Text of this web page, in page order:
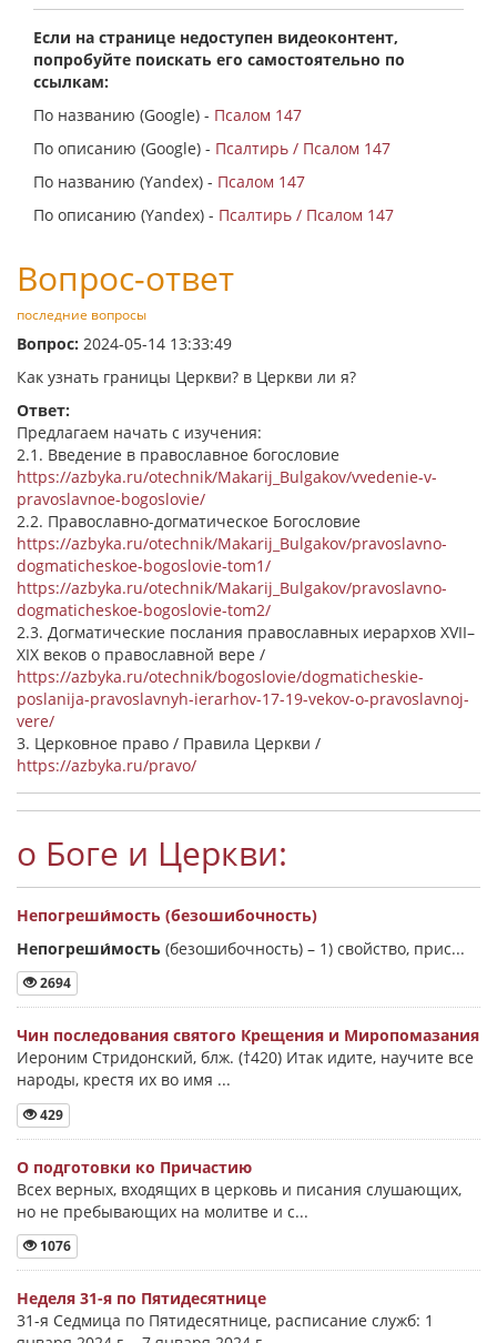
Если на странице недоступен видеоконтент,
попробуйте поискать его самостоятельно по
ссылкам:
По названию (Google) - Псалом 147
По описанию (Google) - Псалтирь / Псалом 147
По названию (Yandex) - Псалом 147
По описанию (Yandex) - Псалтирь / Псалом 147
Вопрос-ответ
последние вопросы
Вопрос: 2024-05-14 13:33:49
Как узнать границы Церкви? в Церкви ли я?
Ответ:
Предлагаем начать с изучения:
2.1. Введение в православное богословие
https://azbyka.ru/otechnik/Makarij_Bulgakov/vvedenie-v-
pravoslavnoe-bogoslovie/
2.2. Православно-догматическое Богословие
https://azbyka.ru/otechnik/Makarij_Bulgakov/pravoslavno-
dogmaticheskoe-bogoslovie-tom1/
https://azbyka.ru/otechnik/Makarij_Bulgakov/pravoslavno-
dogmaticheskoe-bogoslovie-tom2/
2.3. Догматические послания православных иерархов XVII–
XIX веков о православной вере /
https://azbyka.ru/otechnik/bogoslovie/dogmaticheskie-
poslanija-pravoslavnyh-ierarhov-17-19-vekov-o-pravoslavnoj-
vere/
3. Церковное право / Правила Церкви /
https://azbyka.ru/pravo/
о Боге и Церкви:
Непогреши́мость (безошибочность)
Непогреши́мость (безошибочность) – 1) свойство, прис...
2694
Чин последования святого Крещения и Миропомазания
Иероним Стридонский, блж. (†420) Итак идите, научите все
народы, крестя их во имя ...
429
О подготовки ко Причастию
Всех верных, входящих в церковь и писания слушающих,
но не пребывающих на молитве и с...
1076
Неделя 31-я по Пятидесятнице
31-я Седмица по Пятидесятнице, расписание служб: 1